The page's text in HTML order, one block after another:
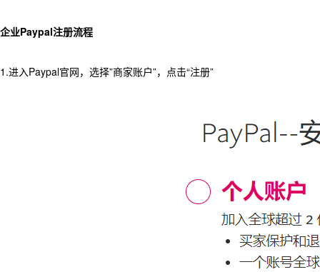
企业Paypal注册流程
1.进入Paypal官网，选择”商家账户”，点击“注册”